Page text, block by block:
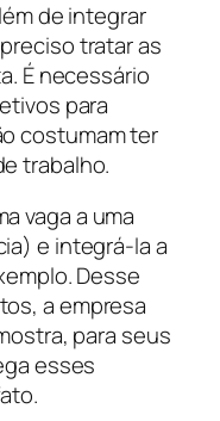
de integrar
tratar as
É necessário
para
costumam ter
trabalho.
vaga a uma
e integrá-la a
Desse
a empresa
para seus
esses